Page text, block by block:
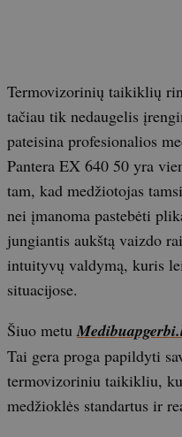
Termovizorinių taikiklių
tačiau tik nedaugelis
pateisina profesionalios
Pantera EX 640 50 yra
tam, kad medžiotojas
nei įmanoma pastebėti
jungiantis aukštą vaizdo
intuityvų valdymą, kuris
situacijose.
Šiuo metu
Tai gera proga papildyti
termovizoriniu taikikliu,
medžioklės standartus ir